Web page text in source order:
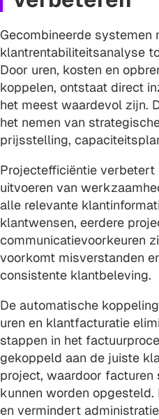
Gecombineerde systemen
klantrentabiliteitsanalyse
Door uren, kosten en
koppelen, ontstaat direct
het meest waardevol zijn.
het nemen van
prijsstelling,
Projectefficiëntie
uitvoeren van
alle relevante
klantwensen, eerdere
communicatievoorkeuren
voorkomt misverstanden
consistente klantbeleving.
De automatische
uren en klantfacturatie
stappen in het
gekoppeld aan de juiste
project, waardoor
kunnen worden
en vermindert